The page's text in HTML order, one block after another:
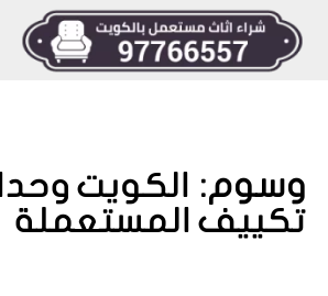
وسوم: الكويت
تكييف المستعملة